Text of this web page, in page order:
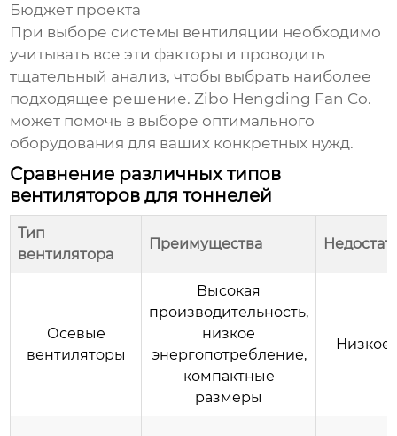
Бюджет проекта
При выборе системы вентиляции необходимо
учитывать все эти факторы и проводить
тщательный анализ, чтобы выбрать наиболее
подходящее решение. Zibo Hengding Fan Co.
может помочь в выборе оптимального
оборудования для ваших конкретных нужд.
Сравнение различных типов
вентиляторов для тоннелей
Тип
вентилятора
Преимущества
Осевые
вентиляторы
Высокая
производительность,
низкое
энергопотребление,
компактные
размеры
Низкое